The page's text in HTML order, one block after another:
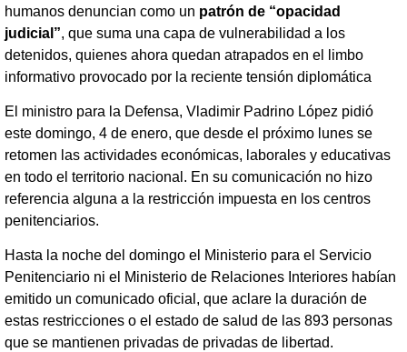
humanos denuncian como un patrón de “opacidad
judicial”, que suma una capa de vulnerabilidad a los
detenidos, quienes ahora quedan atrapados en el limbo
informativo provocado por la reciente tensión diplomática
El ministro para la Defensa, Vladimir Padrino López pidió
este domingo, 4 de enero, que desde el próximo lunes se
retomen las actividades económicas, laborales y educativas
en todo el territorio nacional. En su comunicación no hizo
referencia alguna a la restricción impuesta en los centros
penitenciarios.
Hasta la noche del domingo el Ministerio para el Servicio
Penitenciario ni el Ministerio de Relaciones Interiores habían
emitido un comunicado oficial, que aclare la duración de
estas restricciones o el estado de salud de las 893 personas
que se mantienen privadas de privadas de libertad.